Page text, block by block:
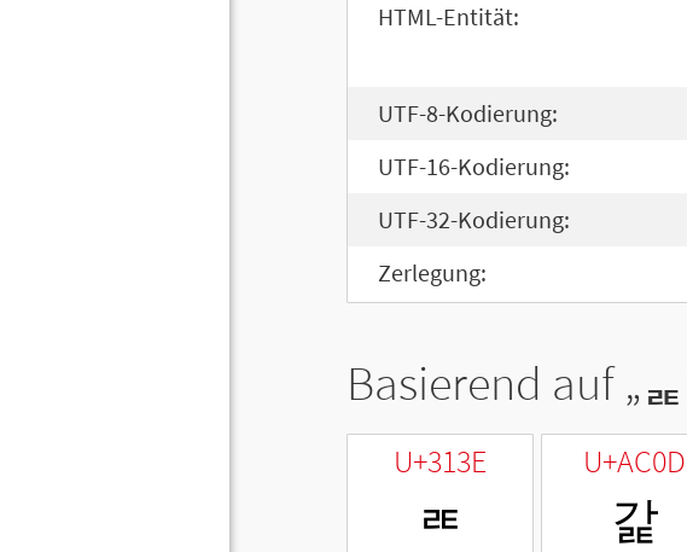
HTML-Entität:
UTF-8-Kodierung:
UTF-16-Kodierung:
UTF-32-Kodierung:
Zerlegung:
Basierend auf „ᆴ
U+313E
ㄾ
U+AC0D
갍